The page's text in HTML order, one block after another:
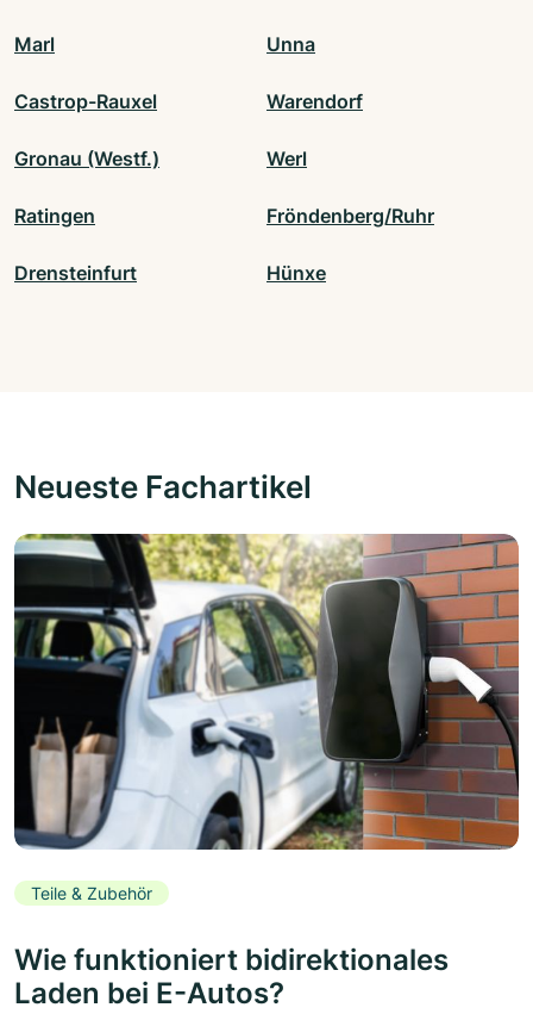
Marl Unna
Castrop-Rauxel Warendorf
Gronau (Westf.) Werl
Ratingen Fröndenberg/Ruhr
Drensteinfurt Hünxe
Neueste Fachartikel
Teile & Zubehör
Wie funktioniert bidirektionales
Laden bei E-Autos?